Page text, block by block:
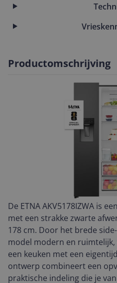
Productomschrijving
De ETNA AKV5178IZWA is
met een strakke zwarte
178 cm. Door het brede
model modern en
een keuken met een
ontwerp combineert een
praktische indeling die je